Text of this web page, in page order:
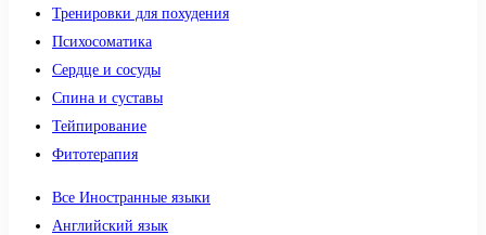
Тренировки для похудения
Психосоматика
Сердце и сосуды
Спина и суставы
Тейпирование
Фитотерапия
Все Иностранные языки
Английский язык